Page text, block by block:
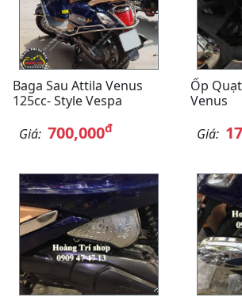
Baga Sau Attila Venus
125cc- Style Vespa
Giá: 700,000đ
Ốp
Venus
Giá: